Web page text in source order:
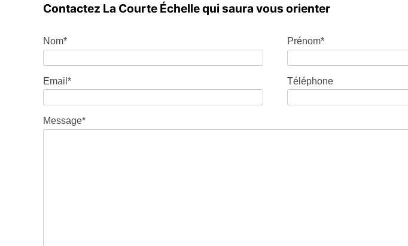
Contactez La Courte Échelle qui saura vous orienter
Nom* Prénom*
Email* Téléphone
Message*